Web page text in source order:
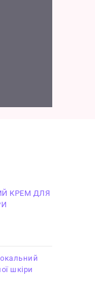
КРЕМ ДЛЯ
шкіри